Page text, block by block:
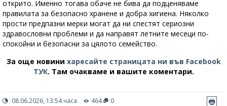
открито. Именно тогава обаче не бива да подценяваме
правилата за безопасно хранене и добра хигиена. Няколко
прости предпазни мерки могат да ни спестят сериозни
здравословни проблеми и да направят летните месеци по-
спокойни и безопасни за цялото семейство.
За още новини харесайте страницата ни във Facebook
ТУК. Там очакваме и вашите коментари.
08.06.2026, 13:54 часа 464 0